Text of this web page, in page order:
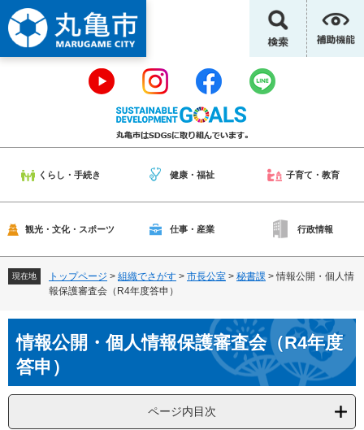
ー
ジ
の
。
ニ
ュ
ー
て
くらし・手続き 健康・福祉 子育て・教育
観光・文化・スポーツ 仕事・産業 行政情報
現在地 トップページ > 組織でさがす > 市長公室 > 秘書課 >情報公開・個人情
報保護審査会（R4年度答申）
文情報公開・個人情報保護審査会（R4年度
答申）
ページ内目次